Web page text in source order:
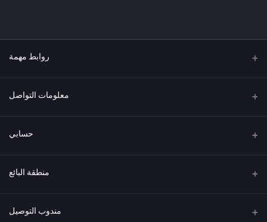
روابط مهمة
من نحن معلومات التواصل
العنوان حسابي
تسجيل الدخول
قائمة الرغبات
منطقة البائع
كن بائعًا مندوب التوصيل